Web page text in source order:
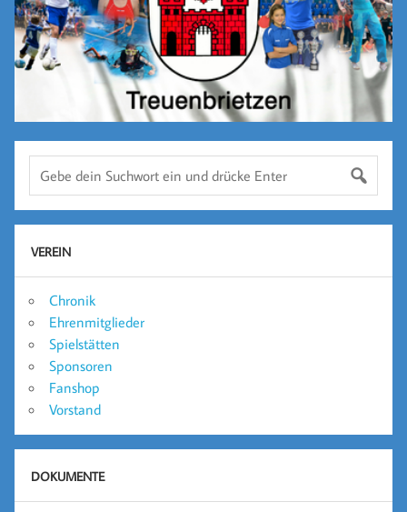
VEREIN
Chronik
Ehrenmitglieder
Spielstätten
Sponsoren
Fanshop
Vorstand
DOKUMENTE